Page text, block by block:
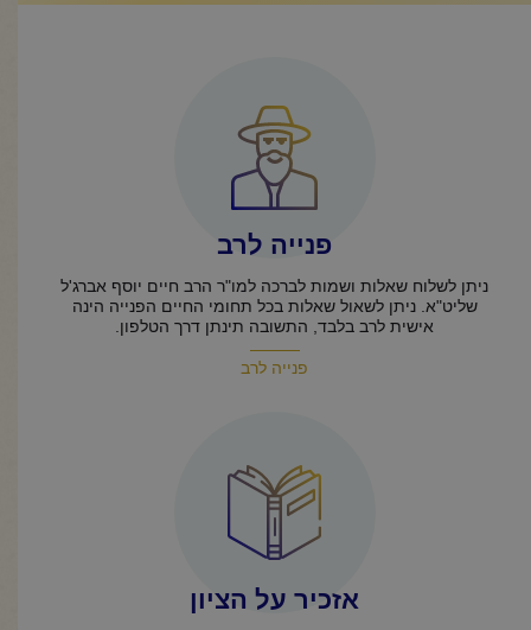
פנייה לרב
ניתן לשלוח שאלות ושמות לברכה למו"ר הרב חיים יוסף אברג'ל
שליט"א. ניתן לשאול שאלות בכל תחומי החיים הפנייה הינה
אישית לרב בלבד, התשובה תינתן דרך הטלפון.
פנייה לרב
אזכיר על הציון